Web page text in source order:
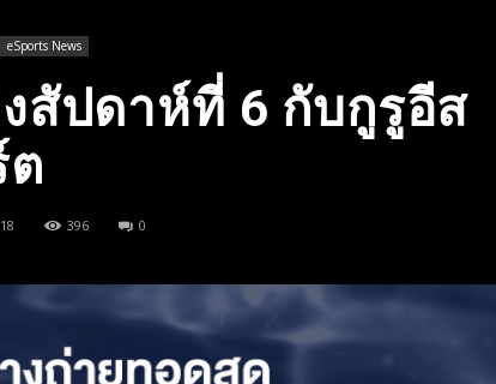
eSports News
งสัปดาห์ที่ 6 กับกูรูอีส
ต
396 0